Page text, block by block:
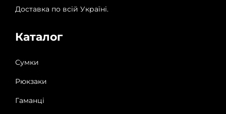
Доставка по всій Україні.
Каталог
Сумки
Рюкзаки
Гаманці